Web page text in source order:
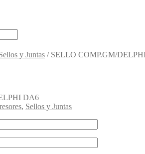
y Juntas / SELLO COMP.GM/
DA6
, Sellos y Juntas